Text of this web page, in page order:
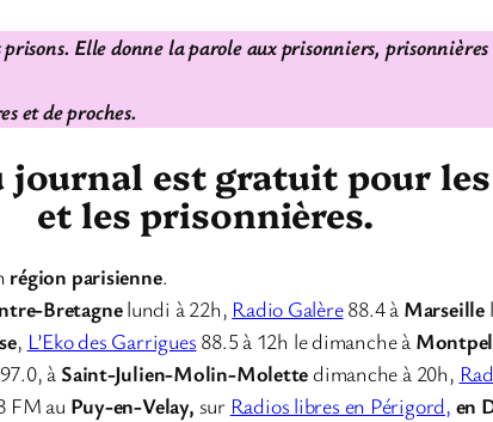
Elle donne la parole aux prisonniers,
et de proches.
journal est gratuit pour
et les prisonnières.
région parisienne.
Bretagnelundi à 22h, Radio Galère88.4 à Marseille
, L’Eko des Garrigues 88.5 à 12h le dimanche à
à Saint-Julien-Molin-Molettedimanche à 20h,
FM au Puy-en-Velay, sur Radios libres en Périgord, en